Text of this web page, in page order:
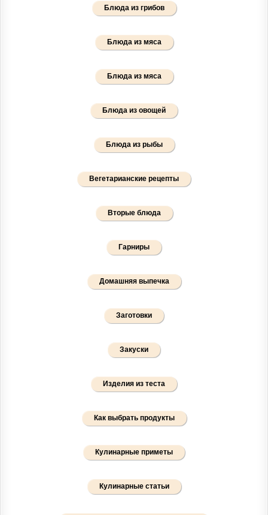
Блюда из грибов
Блюда из мяса
Блюда из мяса
Блюда из овощей
Блюда из рыбы
Вегетарианские рецепты
Вторые блюда
Гарниры
Домашняя выпечка
Заготовки
Закуски
Изделия из теста
Как выбрать продукты
Кулинарные приметы
Кулинарные статьи